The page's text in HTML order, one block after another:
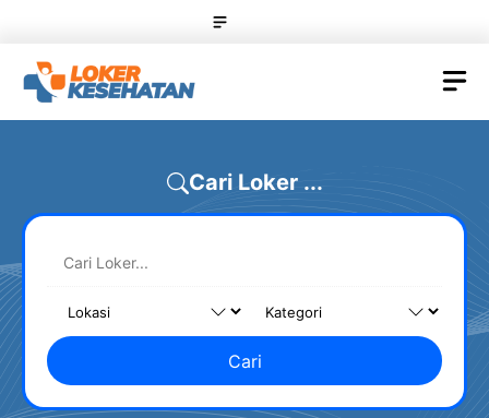
content
Cari Loker ...
Cari